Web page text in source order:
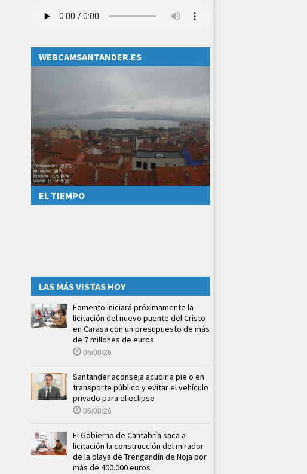
WEBCAMSANTANDER.ES
EL TIEMPO
LAS MÁS VISTAS HOY
Fomento iniciará próximamente la
licitación del nuevo puente del Cristo
en Carasa con un presupuesto de más
de 7 millones de euros
06/08/26
Santander aconseja acudir a pie o en
transporte público y evitar el vehículo
privado para el eclipse
06/08/26
El Gobierno de Cantabria saca a
licitación la construcción del mirador
de la playa de Trengandín de Noja por
más de 400.000 euros